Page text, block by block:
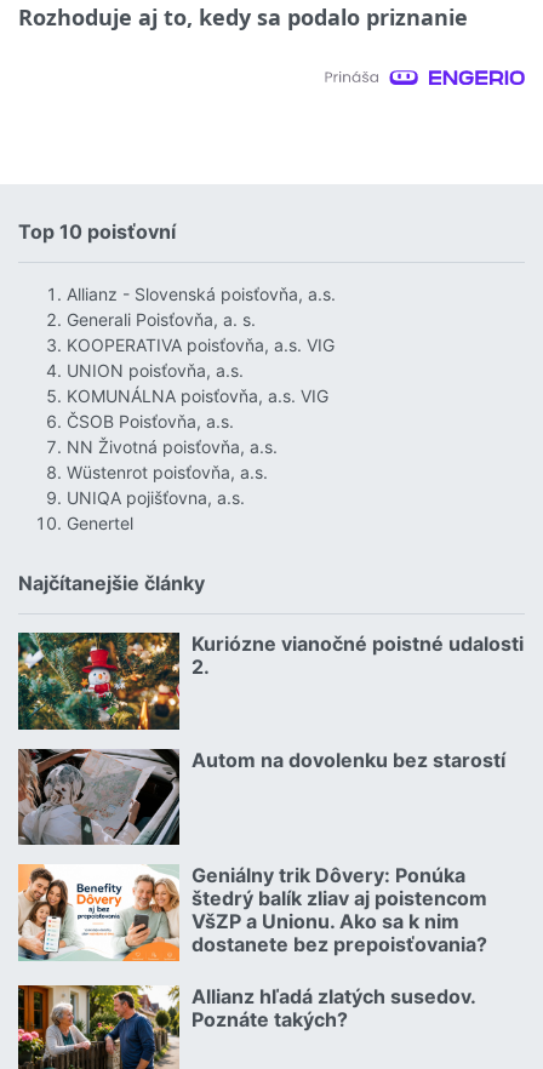
Rozhoduje aj to, kedy sa podalo priznanie
Top 10 poisťovní
Allianz - Slovenská poisťovňa, a.s.
Generali Poisťovňa, a. s.
KOOPERATIVA poisťovňa, a.s. VIG
UNION poisťovňa, a.s.
KOMUNÁLNA poisťovňa, a.s. VIG
ČSOB Poisťovňa, a.s.
NN Životná poisťovňa, a.s.
Wüstenrot poisťovňa, a.s.
UNIQA pojišťovna, a.s.
Genertel
Najčítanejšie články
Kuriózne vianočné poistné udalosti
2.
18.12.2024 | | redakcia
Autom na dovolenku bez starostí
02.07.2026 |
Geniálny trik Dôvery: Ponúka
štedrý balík zliav aj poistencom
VšZP a Unionu. Ako sa k nim
dostanete bez prepoisťovania?
06.07.2026 | | redakcia
Allianz hľadá zlatých susedov.
Poznáte takých?
08.07.2026 |